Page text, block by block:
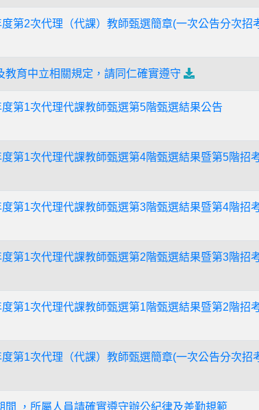
第2次代理（代課）教師甄選簡章(一次公告分次招
育中立相關規定，請同仁確實遵守
第1次代理代課教師甄選第5階甄選結果公告
第1次代理代課教師甄選第4階甄選結果暨第5階招
第1次代理代課教師甄選第3階甄選結果暨第4階招
第1次代理代課教師甄選第2階甄選結果暨第3階招
第1次代理代課教師甄選第1階甄選結果暨第2階招
第1次代理（代課）教師甄選簡章(一次公告分次招
，所屬人員請確實遵守辦公紀律及差勤規範